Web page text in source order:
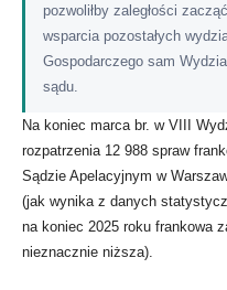
pozwoliłby zaległości
wsparcia pozostałych
Gospodarczego sam
sądu.
Na koniec marca br. w VIII
rozpatrzenia 12 988 spraw
Sądzie Apelacyjnym w
(jak wynika z danych
na koniec 2025 roku frankowa
nieznacznie niższa).